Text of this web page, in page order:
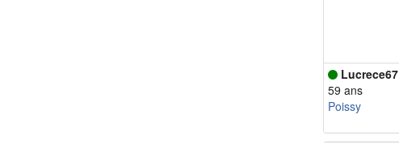
Lucrece67
59 ans
Poissy